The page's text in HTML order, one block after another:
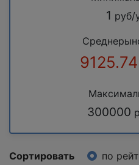
1 руб/
9125.74
300000
Сортировать по